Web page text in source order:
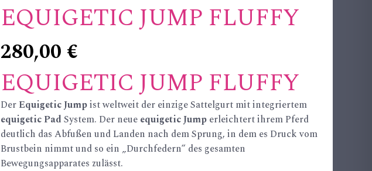
EQUIGETIC JUMP FLUFFY
280,00 €
EQUIGETIC JUMP FLUFFY
Der Equigetic Jumpist weltweit der einzige Sattelgurt mit integriertem
equigetic Pad System. Der neue equigetic Jump erleichtert ihrem Pferd
deutlich das Abfußen und Landen nach dem Sprung, in dem es Druck vom
Brustbein nimmt und so ein „Durchfedern“ des gesamten
Bewegungsapparates zulässt.